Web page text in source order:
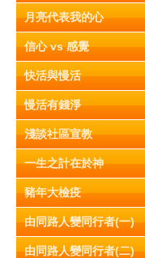
月亮代表我的心
信心 vs 感覺
快活與慢活
慢活有錢淨
淺談社區宣教
一生之計在於神
豬年大檢疫
由同路人變同行者(一)
由同路人變同行者(二)